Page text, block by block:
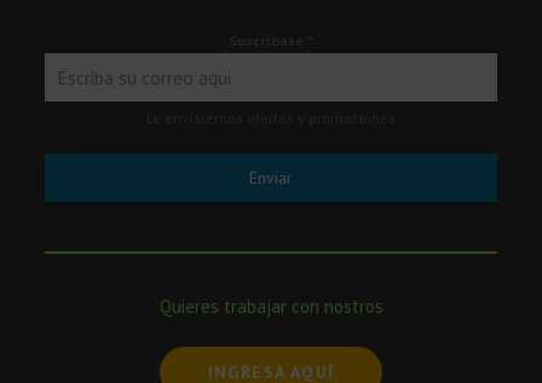
Enviar
Quieres trabajar con nostros
INGRESA AQUÍ